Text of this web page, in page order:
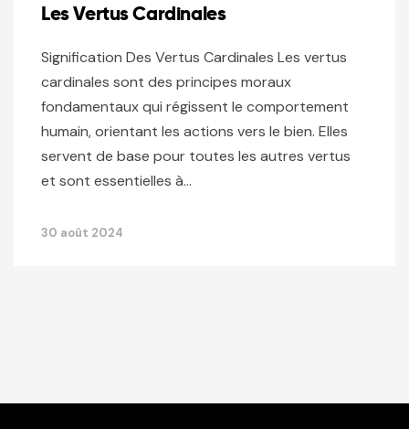
Les Vertus Cardinales
Signification Des Vertus Cardinales Les vertus
cardinales sont des principes moraux
fondamentaux qui régissent le comportement
humain, orientant les actions vers le bien. Elles
servent de base pour toutes les autres vertus
et sont essentielles à…
30 août 2024